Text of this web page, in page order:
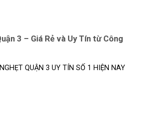
3 – Giá Rẻ và Uy Tín từ Công
QUẬN 3 UY TÍN SỐ 1 HIỆN NAY